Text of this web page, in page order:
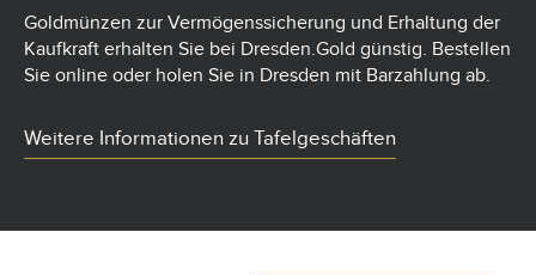
Goldmünzen zur Vermögenssicherung und Erhaltung der
Kaufkraft erhalten Sie bei Dresden.Gold günstig. Bestellen
Sie online oder holen Sie in Dresden mit Barzahlung ab.
Weitere Informationen zu Tafelgeschäften